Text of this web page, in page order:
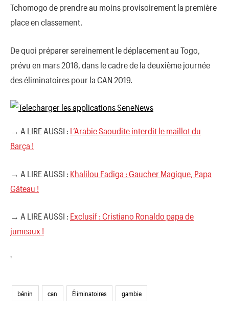
Tchomogo de prendre au moins provisoirement la première
place en classement.
De quoi préparer sereinement le déplacement au Togo,
prévu en mars 2018, dans le cadre de la deuxième journée
des éliminatoires pour la CAN 2019.
→ A LIRE AUSSI : L’Arabie Saoudite interdit le maillot du
Barça !
→ A LIRE AUSSI : Khalilou Fadiga : Gaucher Magique, Papa
Gâteau !
→ A LIRE AUSSI : Exclusif : Cristiano Ronaldo papa de
jumeaux !
'
bénin can Éliminatoires gambie